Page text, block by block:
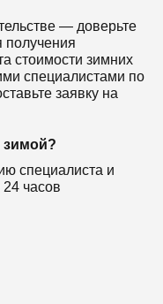
— доверьте
стоимости зимних
специалистами по
заявку на
зимой?
специалиста и
24 часов